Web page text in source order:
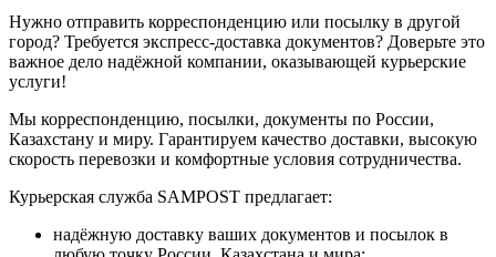
Нужно отправить корреспонденцию или посылку в другой
город? Требуется экспресс-доставка документов? Доверьте это
важное дело надёжной компании, оказывающей курьерские
услуги!
Мы корреспонденцию, посылки, документы по России,
Казахстану и миру. Гарантируем качество доставки, высокую
скорость перевозки и комфортные условия сотрудничества.
Курьерская служба SAMPOST предлагает:
надёжную доставку ваших документов и посылок в